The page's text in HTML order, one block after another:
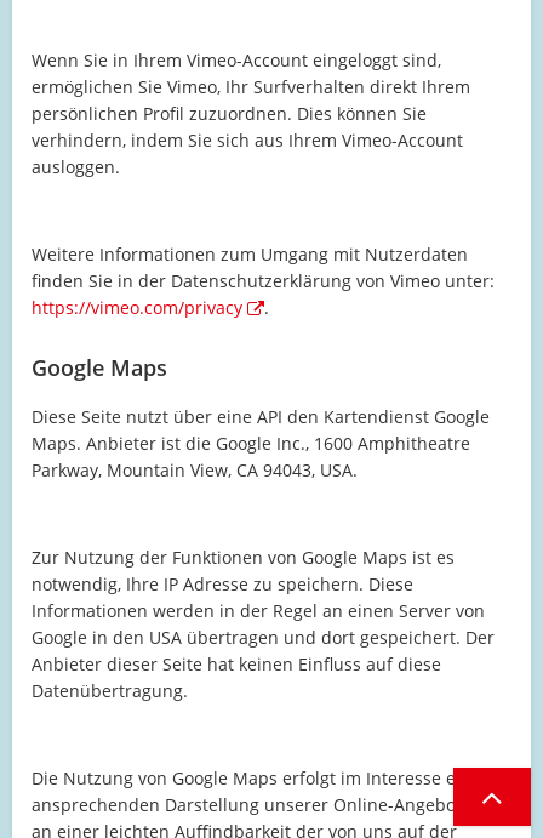
Wenn Sie in Ihrem Vimeo-Account eingeloggt sind,
ermöglichen Sie Vimeo, Ihr Surfverhalten direkt Ihrem
persönlichen Profil zuzuordnen. Dies können Sie
verhindern, indem Sie sich aus Ihrem Vimeo-Account
ausloggen.
Weitere Informationen zum Umgang mit Nutzerdaten
finden Sie in der Datenschutzerklärung von Vimeo unter:
https://vimeo.com/privacy
.
Google Maps
Diese Seite nutzt über eine API den Kartendienst Google
Maps. Anbieter ist die Google Inc., 1600 Amphitheatre
Parkway, Mountain View, CA 94043, USA.
Zur Nutzung der Funktionen von Google Maps ist es
notwendig, Ihre IP Adresse zu speichern. Diese
Informationen werden in der Regel an einen Server von
Google in den USA übertragen und dort gespeichert. Der
Anbieter dieser Seite hat keinen Einfluss auf diese
Datenübertragung.
Die Nutzung von Google Maps erfolgt im Interesse einer
ansprechenden Darstellung unserer Online-Angebote und
an einer leichten Auffindbarkeit der von uns auf der